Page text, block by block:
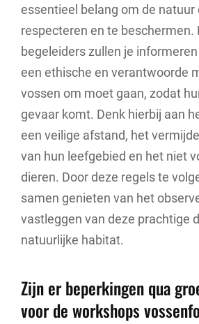
essentieel belang om de natuur
respecteren en te beschermen.
begeleiders zullen je
een ethische en verantwoorde
vossen om moet gaan, zodat
gevaar komt. Denk hierbij aan
een veilige afstand, het
van hun leefgebied en het niet
dieren. Door deze regels te
samen genieten van het
vastleggen van deze prachtige
natuurlijke habitat.
Zijn er beperkingen qua
voor de workshops